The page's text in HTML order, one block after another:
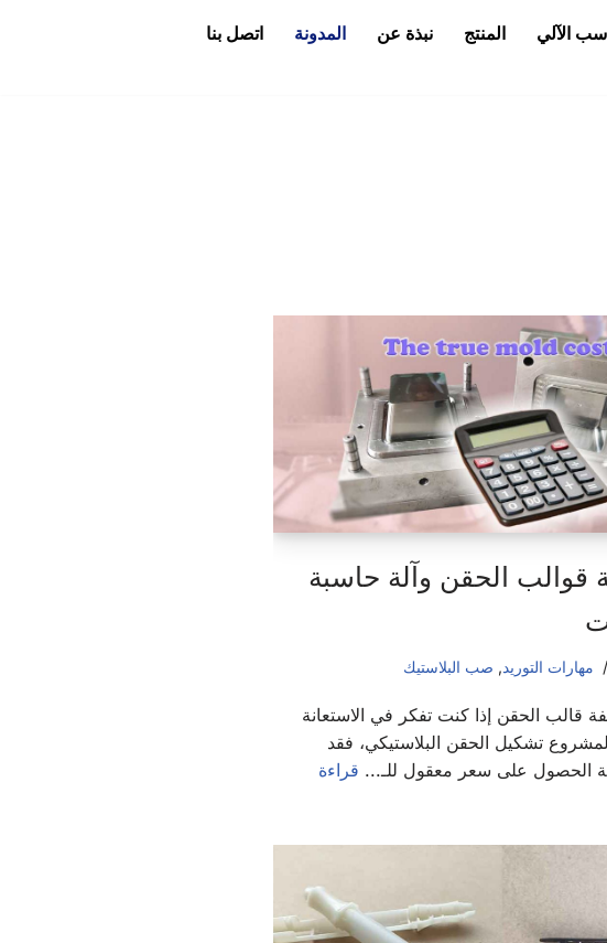
الآلي المنتج نبذة عن المدونة
اتصل بنا
قوالب الحقن وآلة حاسبة
مهارات التوريد, صب البلاستيك
قالب الحقن إذا كنت تفكر في الاستعانة
تشكيل الحقن البلاستيكي، فقد
الحصول على سعر معقول للـ... قراءة